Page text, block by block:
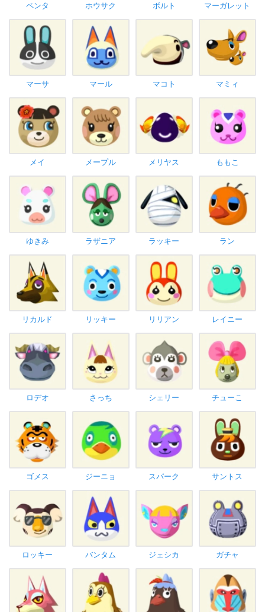
ペンタ ホウサク ボルト マーガレット
マーサ マール マコト マミィ
メイ メープル メリヤス ももこ
ゆきみ ラザニア ラッキー ラン
リカルド リッキー リリアン レイニー
ロデオ さっち シェリー チューこ
ゴメス ジーニョ スパーク サントス
ロッキー バンタム ジェシカ ガチャ